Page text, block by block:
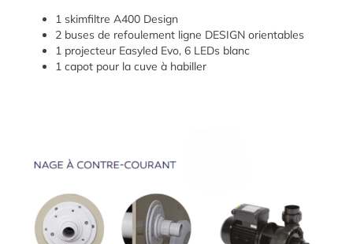
1 skimfiltre A400 Design
2 buses de refoulement ligne DESIGN orientables
1 projecteur Easyled Evo, 6 LEDs blanc
1 capot pour la cuve à habiller